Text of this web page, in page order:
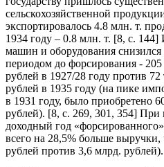
сельскохозяйственной
экспортировалось 4.8 млн. т.
1934 году – 0.8 млн. т. [8, с.
машин и оборудования
периодом до форсирования -
рублей в 1927/28 году против
рублей в 1935 году (на пике
в 1931 году, было приобретено
рублей). [8, с. 269, 301, 354]
доходный год
всего на 28,5% больше
рублей против 3,6 млрд.